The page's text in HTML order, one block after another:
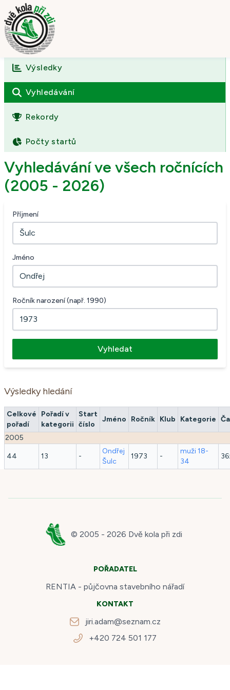
Úvod
O závodě
Výsledky
Fotogalerie
Kontakt
Výsledky
Vyhledávání
Rekordy
Počty startů
Vyhledávání ve všech ročnících
(2005 - 2026)
Příjmení
Jméno
Ročník narození (např. 1990)
Vyhledat
Výsledky hledání
Celkové
pořadí
Pořadí v
kategorii
Start
číslo
Jméno Ročník Klub Kategorie
2005
44 13 -
Ondřej
Šulc
1973 -
muži 18-
34
© 2005 - 2026 Dvě kola při zdi
POŘADATEL
RENTIA - půjčovna stavebního nářadí
KONTAKT
jiri.adam@seznam.cz
+420 724 501 177